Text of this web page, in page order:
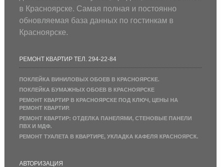
в Красноярске. Самая полная и постоянно
обновляемая база данных по гостинкам в
Красноярске.
РЕМОНТ КВАРТИР ТЕЛ. 294-22-84
ПОКЛЕЙКА ВИНИЛОВЫХ ОБОЕВ В КРАСНОЯРСКЕ.
ПОКЛЕЙКА БУМАЖНЫХ ОБОЕВ В КРАСНОЯРСКЕ
РЕМОНТ КВАРТИР В КРАСНОЯРСКЕ ПОД КЛЮЧ, ЦЕНЫ НА
РЕМОНТ КВАРТИР.
РЕМОНТ КВАРТИР: ОТДЕЛКА ПАНЕЛЯМИ, СТЕНОВЫЕ ПАНЕЛИ
ПВХ И МДФ.
РЕМОНТ ТУАЛЕТА В КВАРТИРЕ, УКЛАДКА КАФЕЛЯ КРАСНОЯРСК.
АВТОРИЗАЦИЯ